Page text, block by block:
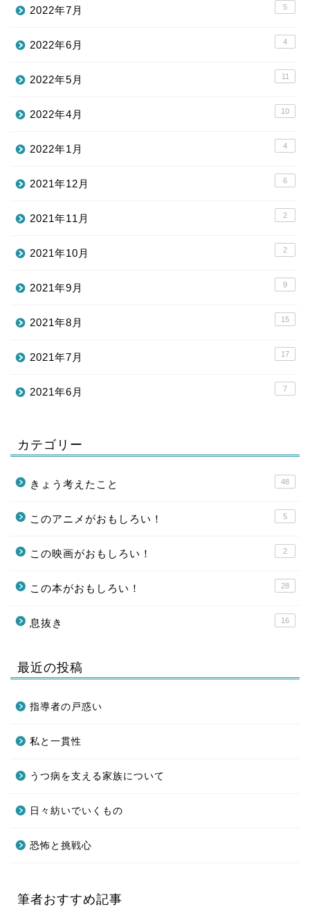
2022年7月 5
2022年6月 4
2022年5月 11
2022年4月 10
2022年1月 4
2021年12月 6
2021年11月 2
2021年10月 2
2021年9月 9
2021年8月 15
2021年7月 17
2021年6月 7
カテゴリー
きょう考えたこと 48
このアニメがおもしろい！ 5
この映画がおもしろい！ 2
この本がおもしろい！ 28
息抜き 16
最近の投稿
指導者の戸惑い
私と一貫性
うつ病を支える家族について
日々紡いでいくもの
恐怖と挑戦心
筆者おすすめ記事